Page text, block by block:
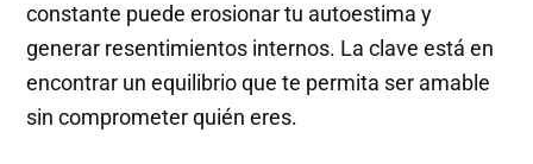
constante puede erosionar tu autoestima y
generar resentimientos internos. La clave está en
encontrar un equilibrio que te permita ser amable
sin comprometer quién eres.